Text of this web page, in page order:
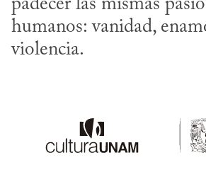
padecer las mismas
humanos: vanidad,
violencia.